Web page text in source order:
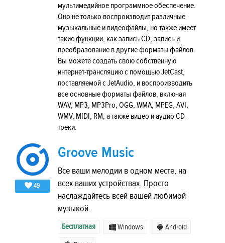
мультимедийное программное обеспечение.
Оно не только воспроизводит различные
музыкальные и видеофайлы, но также имеет
такие функции, как запись CD, запись и
преобразование в другие форматы файлов.
Вы можете создать свою собственную
интернет-трансляцию с помощью JetCast,
поставляемой с JetAudio, и воспроизводить
все основные форматы файлов, включая
WAV, MP3, MP3Pro, OGG, WMA, MPEG, AVI,
WMV, MIDI, RM, а также видео и аудио CD-
треки.
49
Groove Music
Все ваши мелодии в одном месте, на
всех ваших устройствах. Просто
наслаждайтесь всей вашей любимой
музыкой.
Бесплатная Windows Android